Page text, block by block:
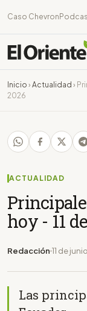
Caso Chevron
Inicio › Actualidad ›
2026
ACTUALIDAD
hoy - 11
Redacción 11 de
Las